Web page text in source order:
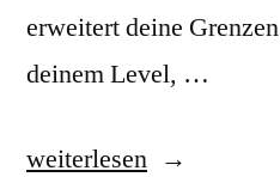
erweitert deine
deinem Level, …
weiterlesen